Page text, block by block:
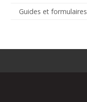
Guides et formulaires